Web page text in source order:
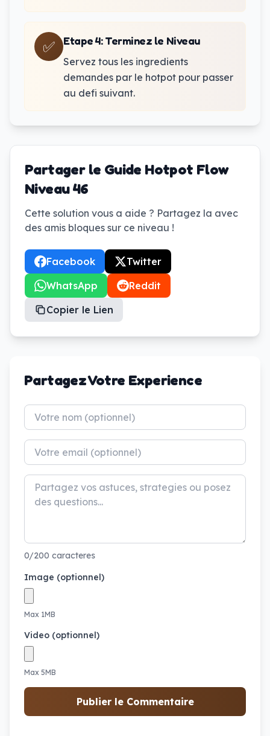
✅ Etape 4:Terminez le Niveau
Servez tous les ingredients
demandes par le hotpot pour passer
au defi suivant.
Partager le Guide Hotpot Flow
Niveau 46
Cette solution vous a aide ? Partagez la avec
des amis bloques sur ce niveau !
Facebook
Twitter
WhatsApp
Reddit
Copier le Lien
Partagez Votre Experience
0/200 caracteres
Image (optionnel)
Max 1MB
Video (optionnel)
Max 5MB
Publier le Commentaire